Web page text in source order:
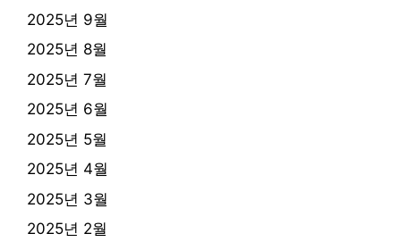
2025년 9월
2025년 8월
2025년 7월
2025년 6월
2025년 5월
2025년 4월
2025년 3월
2025년 2월